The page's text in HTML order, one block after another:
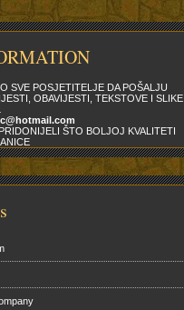
SVE POSJETITELJE DA POŠALJU
OBAVIJESTI, TEKSTOVE I SLIKE
ŠTO BOLJOJ KVALITETI